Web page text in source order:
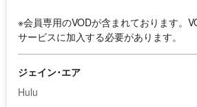
※会員専用のVODが含まれております。
サービスに加入する必要があります。
ジェイン･エア
Hulu